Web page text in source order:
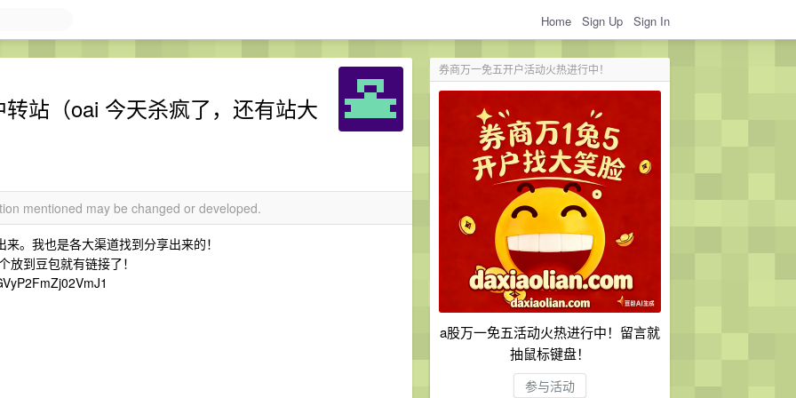
Home Sign Up Sign In
券商万一免五开户活动火热进行中！
a股万一免五活动火热进行中！留言就
抽鼠标键盘！
参与活动
站（oai 今天杀疯了，还有站大
mentioned may be changed or developed.
。我也是各大渠道找到分享出来的！
到豆包就有链接了！